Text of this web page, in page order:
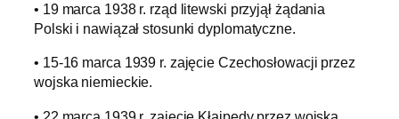
• 19 marca 1938 r. rząd litewski przyjął żądania
Polski i nawiązał stosunki dyplomatyczne.
• 15-16 marca 1939 r. zajęcie Czechosłowacji przez
wojska niemieckie.